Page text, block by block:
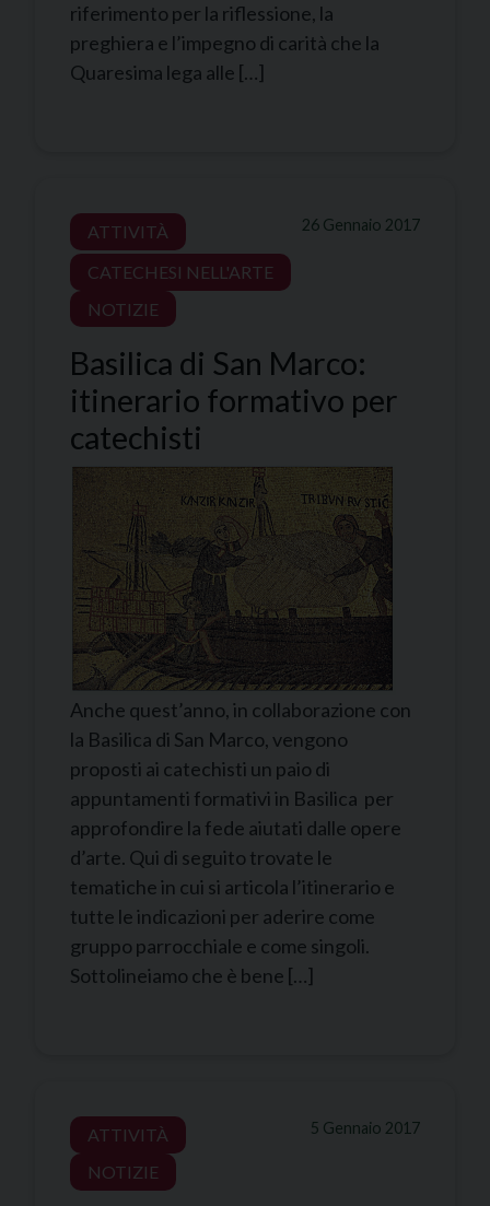
riferimento per la riflessione, la
preghiera e l’impegno di carità che la
Quaresima lega alle […]
26 Gennaio 2017
ATTIVITÀ
CATECHESI NELL'ARTE
NOTIZIE
Basilica di San Marco:
itinerario formativo per
catechisti
Anche quest’anno, in collaborazione con
la Basilica di San Marco, vengono
proposti ai catechisti un paio di
appuntamenti formativi in Basilica per
approfondire la fede aiutati dalle opere
d’arte. Qui di seguito trovate le
tematiche in cui si articola l’itinerario e
tutte le indicazioni per aderire come
gruppo parrocchiale e come singoli.
Sottolineiamo che è bene […]
5 Gennaio 2017
ATTIVITÀ
NOTIZIE